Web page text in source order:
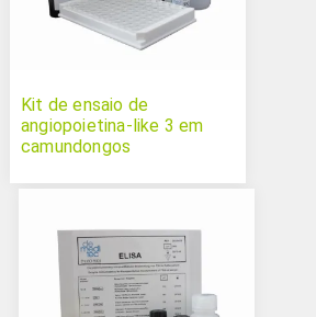
Kit de ensaio de
angiopoietina-like 3 em
camundongos